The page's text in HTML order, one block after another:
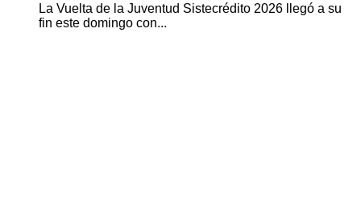
La Vuelta de la Juventud Sistecrédito 2026 llegó a su
fin este domingo con...